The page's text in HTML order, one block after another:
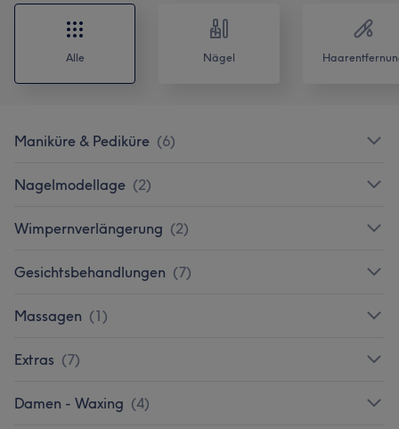
Alle Nägel
Maniküre & Pediküre (6)
Nagelmodellage (2)
Wimpernverlängerung (2)
Gesichtsbehandlungen (7)
Massagen (1)
Extras (7)
Damen - Waxing (4)